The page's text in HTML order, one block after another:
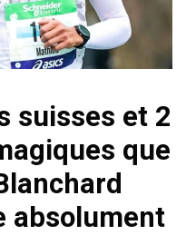
suisses et 2
que
absolument